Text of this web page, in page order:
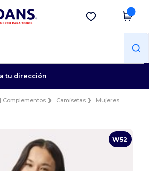
en app!
Descargar app
tu dirección
Complementos Camisetas
Mujeres
W52